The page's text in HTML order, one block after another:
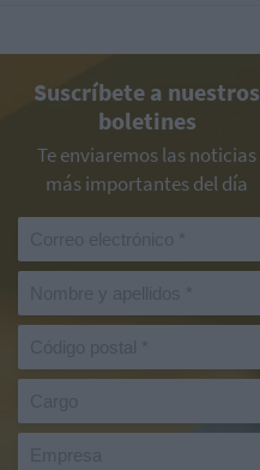
Suscríbete a nuestros
boletines
Te enviaremos las noticias
más importantes del día